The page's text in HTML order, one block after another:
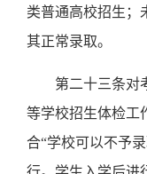
类普通高校招生 ；
其正常录取。
第二十三条对
等学校招生体检工
合“学校可以不予